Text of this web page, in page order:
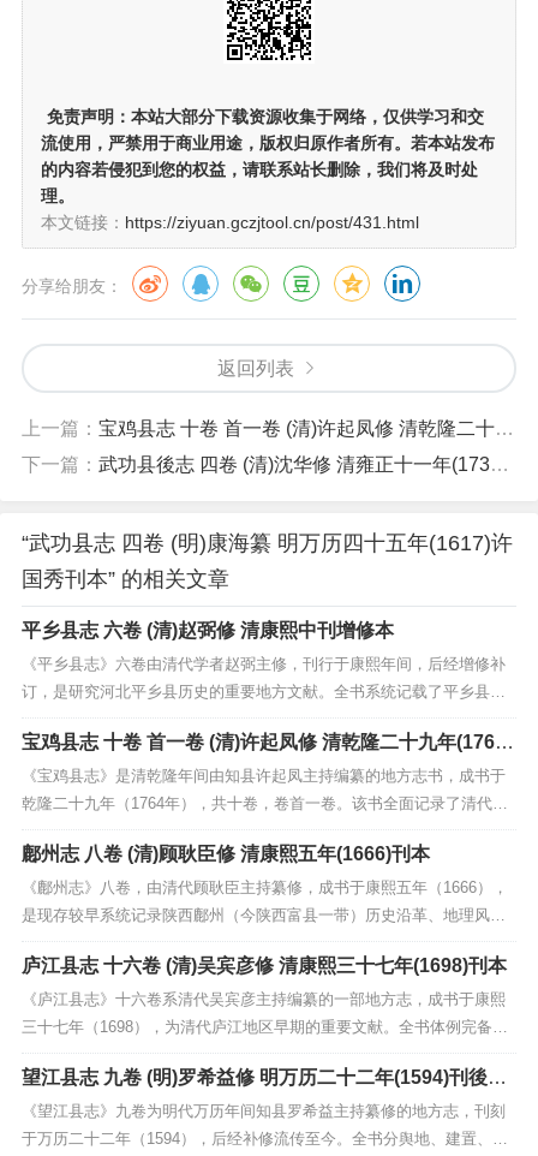
免责声明： 本站大部分下载资源收集于网络，仅供学习和交
流使用，严禁用于商业用途，版权归原作者所有。若本站发布
的内容若侵犯到您的权益，请联系站长删除，我们将及时处
理。
本文链接： https://ziyuan.gczjtool.cn/post/431.html
分享给朋友：
返回列表
上一篇： 宝鸡县志 十卷 首一卷 (清)许起凤修 清乾隆二十九年(1764)刊本
下一篇： 武功县後志 四卷 (清)沈华修 清雍正十一年(1733)刊本
“武功县志 四卷 (明)康海纂 明万历四十五年(1617)许
国秀刊本” 的相关文章
平乡县志 六卷 (清)赵弼修 清康熙中刊增修本
《平乡县志》六卷由清代学者赵弼主修，刊行于康熙年间，后经增修补
订，是研究河北平乡县历史的重要地方文献。全书系统记载了平乡县的
地理沿革、行政建置、风土民俗、经济物产、人物传记及诗文著述等内
容，展现了清初冀南地区的自然与人文风貌。志书体例严谨，史料翔
实，尤其对明代至清初的地方社会变迁、水利治理和科举人物...
宝鸡县志 十卷 首一卷 (清)许起凤修 清乾隆二十九年(1764)
刊本
《宝鸡县志》是清乾隆年间由知县许起凤主持编纂的地方志书，成书于
乾隆二十九年（1764年），共十卷，卷首一卷。该书全面记录了清代宝
鸡县的历史地理、行政建置、风土人情及社会沿革等内容，涵盖了舆
地、建置、赋役、选举、人物、艺文等多个门类。作为康乾时期的地方
志代表作之一，该书体例严谨，叙述翔实，不仅为研究宝...
鄜州志 八卷 (清)顾耿臣修 清康熙五年(1666)刊本
《鄜州志》八卷，由清代顾耿臣主持纂修，成书于康熙五年（1666），
是现存较早系统记录陕西鄜州（今陕西富县一带）历史沿革、地理风
貌、人文风俗的珍贵地方志文献。全书分门别类，内容涵盖疆域、建
置、山川、赋役、官师、人物、艺文等方面，详实记述了鄜州地区的自
然地理环境、政治经济状况及文化教育发展。该志不仅保存...
庐江县志 十六卷 (清)吴宾彦修 清康熙三十七年(1698)刊本
《庐江县志》十六卷系清代吴宾彦主持编纂的一部地方志，成书于康熙
三十七年（1698），为清代庐江地区早期的重要文献。全书体例完备，
分舆地、建制、赋役、职官、选举、人物、艺文等门类，系统记载了庐
江的历史沿革、地理风貌、经济状况及文化传统。该志不仅保存了明末
清初庐江的社会经济史料，还详录了当地水利、物产、...
望江县志 九卷 (明)罗希益修 明万历二十二年(1594)刊後修
本
《望江县志》九卷为明代万历年间知县罗希益主持纂修的地方志，刊刻
于万历二十二年（1594），后经补修流传至今。全书分舆地、建置、食